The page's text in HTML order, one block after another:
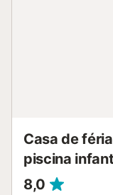
Casa de
piscina
8,0